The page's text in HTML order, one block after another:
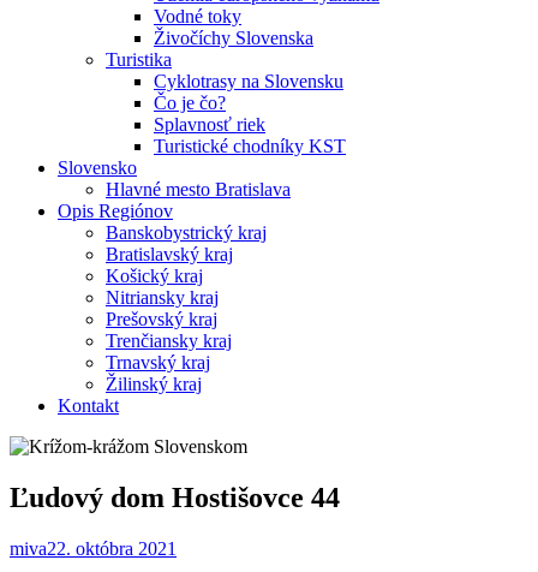
Vodné toky
Živočíchy Slovenska
Turistika
Cyklotrasy na Slovensku
Čo je čo?
Splavnosť riek
Turistické chodníky KST
Slovensko
Hlavné mesto Bratislava
Opis Regiónov
Banskobystrický kraj
Bratislavský kraj
Košický kraj
Nitriansky kraj
Prešovský kraj
Trenčiansky kraj
Trnavský kraj
Žilinský kraj
Kontakt
Ľudový dom Hostišovce 44
miva22. októbra 2021